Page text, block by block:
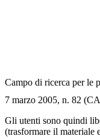
Campo di ricerca per le
7 marzo 2005, n. 82
Gli utenti sono quindi
(trasformare il materiale